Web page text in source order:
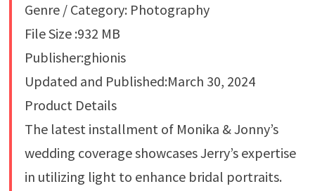
Genre / Category: Photography
File Size :932 MB
Publisher:ghionis
Updated and Published:March 30, 2024
Product Details
The latest installment of Monika & Jonny’s
wedding coverage showcases Jerry’s expertise
in utilizing light to enhance bridal portraits.